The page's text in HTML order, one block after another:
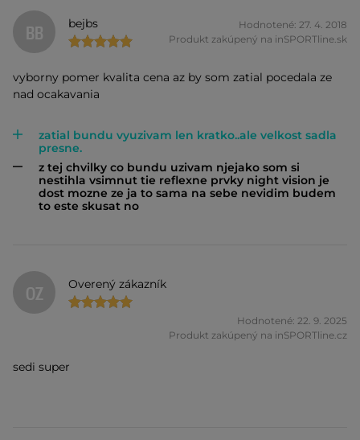
BB bejbs
Hodnotené: 27. 4. 2018
Produkt zakúpený na inSPORTline.sk
vyborny pomer kvalita cena az by som zatial pocedala ze
nad ocakavania
zatial bundu vyuzivam len kratko..ale velkost sadla
presne.
z tej chvilky co bundu uzivam njejako som si
nestihla vsimnut tie reflexne prvky night vision je
dost mozne ze ja to sama na sebe nevidim budem
to este skusat no
OZ Overený zákazník
Hodnotené: 22. 9. 2025
Produkt zakúpený na inSPORTline.cz
sedi super